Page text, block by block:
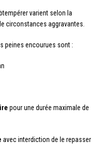
varient selon la
circonstances aggravantes.
peines encourues sont :
pour une durée maximale de
avec interdiction de le repasser